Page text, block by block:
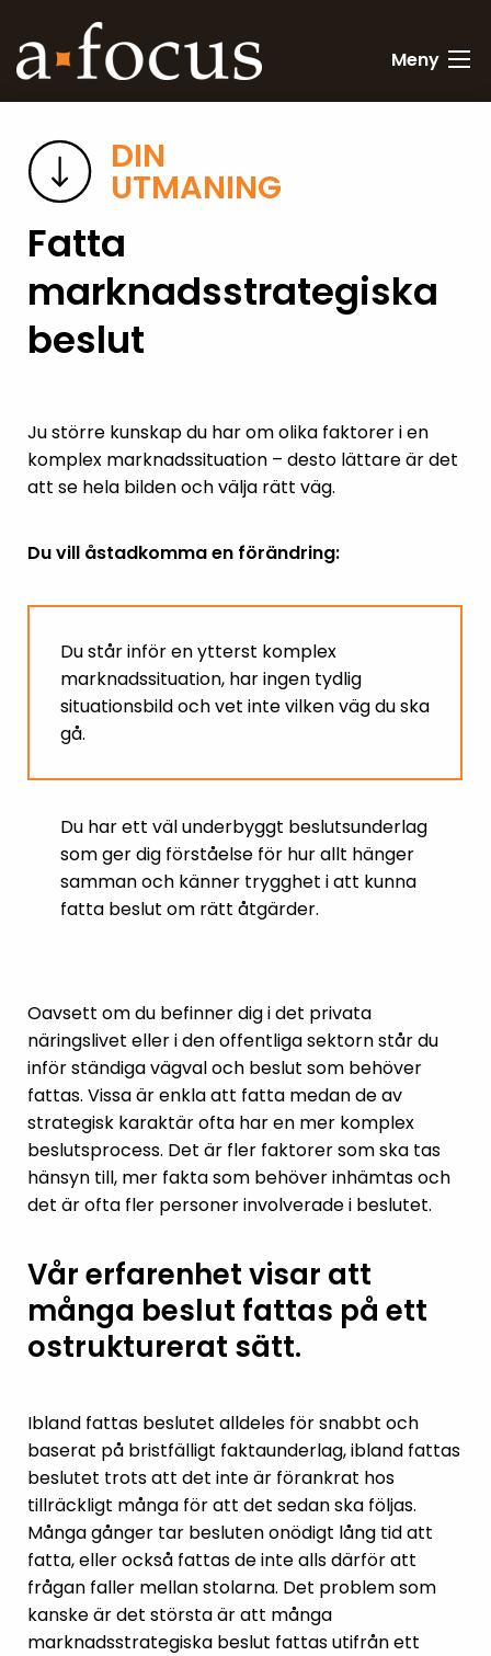
Meny
DIN
UTMANING
Fatta
marknadsstrategiska
beslut
Ju större kunskap du har om olika faktorer i en
komplex marknadssituation – desto lättare är det
att se hela bilden och välja rätt väg.
Du vill åstadkomma en förändring:
Du står inför en ytterst komplex
marknadssituation, har ingen tydlig
situationsbild och vet inte vilken väg du ska
gå.
Du har ett väl underbyggt beslutsunderlag
som ger dig förståelse för hur allt hänger
samman och känner trygghet i att kunna
fatta beslut om rätt åtgärder.
Oavsett om du befinner dig i det privata
näringslivet eller i den offentliga sektorn står du
inför ständiga vägval och beslut som behöver
fattas. Vissa är enkla att fatta medan de av
strategisk karaktär ofta har en mer komplex
beslutsprocess. Det är fler faktorer som ska tas
hänsyn till, mer fakta som behöver inhämtas och
det är ofta fler personer involverade i beslutet.
Vår erfarenhet visar att
många beslut fattas på ett
ostrukturerat sätt.
Ibland fattas beslutet alldeles för snabbt och
baserat på bristfälligt faktaunderlag, ibland fattas
beslutet trots att det inte är förankrat hos
tillräckligt många för att det sedan ska följas.
Många gånger tar besluten onödigt lång tid att
fatta, eller också fattas de inte alls därför att
frågan faller mellan stolarna. Det problem som
kanske är det största är att många
marknadsstrategiska beslut fattas utifrån ett